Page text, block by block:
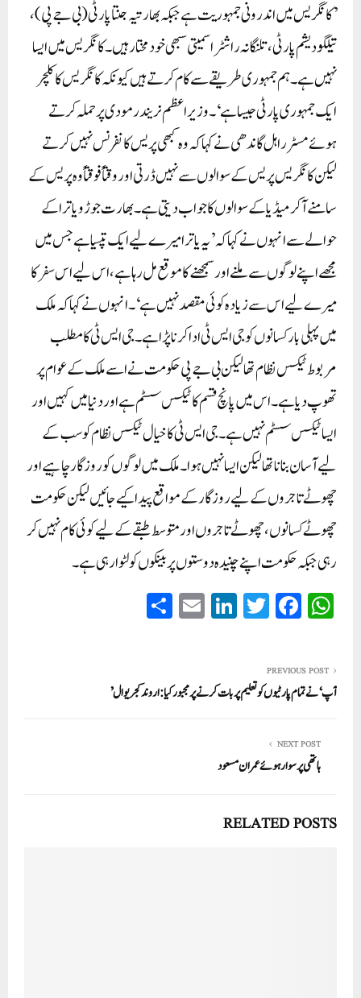
’کانگریس میں اندرونی جمہوریت ہے جبکہ بھارتیہ جنتا پارٹی (بی جے پی)،
تیلگو دیشم پارٹی، تلنگانہ راشٹرا سمیتی سبھی خود مختار ہیں۔ کانگریس میں ایسا
نہیں ہے۔ ہم جمہوری طریقے سے کام کرتے ہیں کیونکہ کانگریس کا کلچر
ایک جمہوری پارٹی جیسا ہے‘۔ وزیر اعظم نریندر مودی پر حملہ کرتے
ہوئے مسٹر راہل گاندھی نے کہا کہ وہ کبھی پریس کانفرنس نہیں کرتے
لیکن کانگریس پریس کے سوالوں سے نہیں ڈرتی اور وقتاً فوقتاً وہ پریس کے
سامنے آکر میڈیا کے سوالوں کا جواب دیتی ہے۔ بھارت جوڑو یاترا کے
حوالے سے انہوں نے کہا کہ ’یہ یاترا میرے لیے ایک تپسیا ہے جس میں
مجھے اپنے لوگوں سے ملنے اور سمجھنے کا موقع مل رہا ہے ، اس لیے اس سفر کا
میرے لیے اس سے زیادہ کوئی مقصد نہیں ہے‘۔ انہوں نے کہا کہ ملک
میں پہلی بار کسانوں کو جی ایس ٹی ادا کرنا پڑا ہے ۔ جی ایس ٹی کا مطلب
مربوط ٹیکس نظام تھا لیکن بی جے پی حکومت نے اسے ملک کے عوام پر
تھوپ دیا ہے ۔ اس میں پانچ قسم کا ٹیکس سسٹم ہے اور دنیا میں کہیں اور
ایسا ٹیکس سسٹم نہیں ہے ۔ جی ایس ٹی کا خیال ٹیکس نظام کو سب کے
لیے آسان بنانا تھا لیکن ایسا نہیں ہوا۔ ملک میں لوگوں کو روزگار چاہیے اور
چھوٹے تاجروں کے لیے روزگار کے مواقع پیدا کیے جائیں لیکن حکومت
چھوٹے کسانوں، چھوٹے تاجروں اور متوسط طبقے کے لیے کوئی کام نہیں کر
رہی جبکہ حکومت اپنے چنیدہ دوستوں پر بینکوں کو لٹوا رہی ہے۔
W
ha
A
pp
Fa
ce
ok
T
wi
r
Li
nk
In
E
m
PREVIOUS POST
آپ‘ نے تمام پارٹیوں کو تعلیم پر بات کرنے پر مجبور کیا: اروند کجریوال’
NEXT POST
ہاتھی پر سوار ہوئے عمران مسعود
RELATED POSTS